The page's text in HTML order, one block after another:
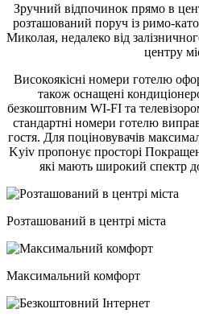
Зручний відпочинок прямо в
розташований поруч із римо-
Миколая, недалеко від
центру
Високоякісні номери готелю
також оснащені
безкоштовним WI-FI та
стандартні номери готелю
гостя. Для поціновувачів
Kyiv пропонує просторі
які мають широкий спектр
Розташований в центрі міста
Максимальний комфорт